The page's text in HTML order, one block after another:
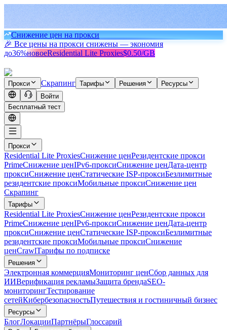
Снижение цен на прокси
🎉 Все цены на прокси снижены — экономия
до36%новоеResidential Lite Proxies$0.50/GB
Прокси Скрапинг Тарифы Решения
Ресурсы
Войти
Бесплатный тест
Прокси
Residential Lite ProxiesСнижение ценРезидентские прокси
PrimeСнижение ценIPv6-проксиСнижение ценДата-центр
проксиСнижение ценСтатические ISP-проксиБезлимитные
резидентские проксиМобильные проксиСнижение цен
Скрапинг
Тарифы
Residential Lite ProxiesСнижение ценРезидентские прокси
PrimeСнижение ценIPv6-проксиСнижение ценДата-центр
проксиСнижение ценСтатические ISP-проксиБезлимитные
резидентские проксиМобильные проксиСнижение
ценCrawlТарифы по подписке
Решения
Электронная коммерцияМониторинг ценСбор данных для
ИИВерификация рекламыЗащита брендаSEO-
мониторингТестирование
сетейКибербезопасностьПутешествия и гостиничный бизнес
Ресурсы
БлогЛокацииПартнёрыГлоссарий